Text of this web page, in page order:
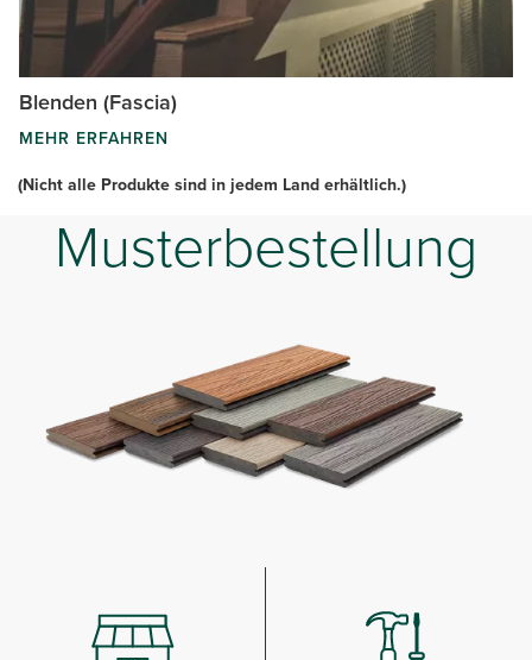
Blenden (Fascia)
MEHR ERFAHREN
(Nicht alle Produkte sind in jedem Land erhältlich.)
Musterbestellung